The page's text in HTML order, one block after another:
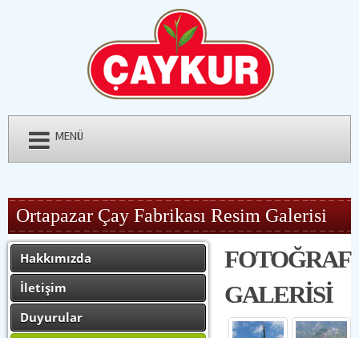
MENÜ
Ortapazar Çay Fabrikası Resim Galerisi
Hakkımızda
İletişim
Duyurular
FOTOĞRAF
GALERİSİ